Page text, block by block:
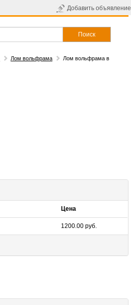
Добавить объявление
Поиск
Лом вольфрама
Лом вольфрама в
Цена
1200.00 руб.